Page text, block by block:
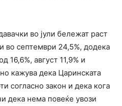
во јули бележат раст
во септември 24,5%, додека
16,6%, август 11,9% и
кажува дека Царинската
согласно закон и дека кога
дека нема повеќе увози